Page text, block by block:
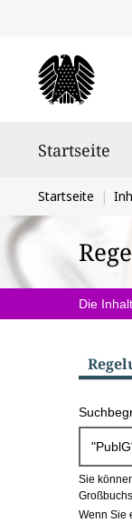
Startseite
Sie
befinden
sich
hier:
Startseite
Die
S
u
c
h
b
Sie
Wenn Sie